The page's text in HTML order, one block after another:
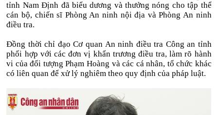
tỉnh Nam Định đã biểu dương và thưởng nóng cho tập thể
cán bộ, chiến sĩ Phòng An ninh nội địa và Phòng An ninh
điều tra.
Đồng thời chỉ đạo Cơ quan An ninh điều tra Công an tỉnh
phối hợp với các đơn vị khẩn trương điều tra, làm rõ hành
vi của đối tượng Phạm Hoàng và các cá nhân, tổ chức khác
có liên quan để xử lý nghiêm theo quy định của pháp luật.